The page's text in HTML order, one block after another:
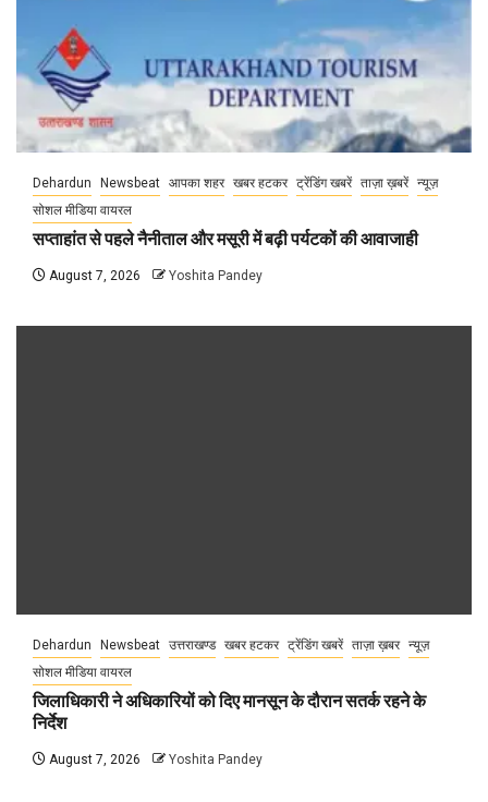
Dehardun Newsbeat आपका शहर खबर हटकर ट्रेंडिंग खबरें ताज़ा ख़बरें न्यूज़
सोशल मीडिया वायरल
सप्ताहांत से पहले नैनीताल और मसूरी में बढ़ी पर्यटकों की आवाजाही
August 7, 2026 Yoshita Pandey
Dehardun Newsbeat उत्तराखण्ड खबर हटकर ट्रेंडिंग खबरें ताज़ा ख़बर न्यूज़
सोशल मीडिया वायरल
जिलाधिकारी ने अधिकारियों को दिए मानसून के दौरान सतर्क रहने के
निर्देश
August 7, 2026 Yoshita Pandey